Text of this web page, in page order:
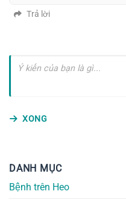
Trả lời
XONG
DANH MỤC
Bệnh trên Heo